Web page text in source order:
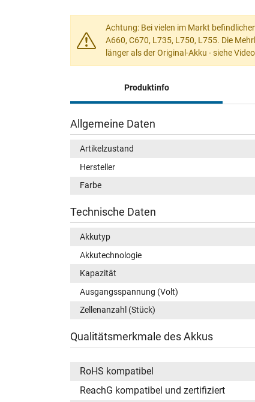
Achtung: Bei vielen im Markt
A660, C670, L735, L750, L755. Die
länger als der Original-Akku - siehe
Produktinfo
Allgemeine Daten
Artikelzustand
Hersteller
Farbe
Technische Daten
Akkutyp
Akkutechnologie
Kapazität
Ausgangsspannung (Volt)
Zellenanzahl (Stück)
Qualitätsmerkmale des Akkus
RoHS kompatibel
ReachG kompatibel und zertifiziert